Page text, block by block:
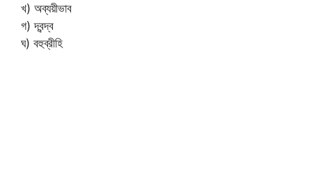
খ) অব্যয়ীভাব
গ) দ্বন্দ্ব
ঘ) বহুব্রীহি